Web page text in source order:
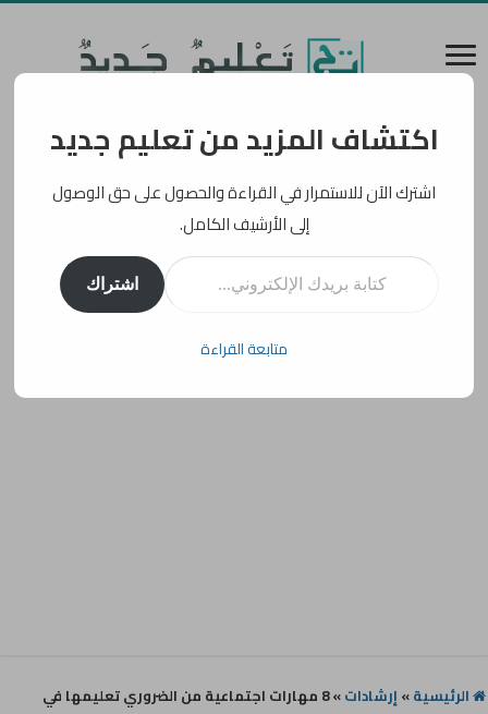
الرئيسية» إرشادات»
8 مهارات اجتماعية من الضروري تعليمها في
اكتشاف المزيد من تعليم جديد
اشترك الآن للاستمرار في القراءة والحصول على حق الوصول
إلى الأرشيف الكامل.
كتابة بريدك الإلكتروني...
اشتراك
متابعة القراءة